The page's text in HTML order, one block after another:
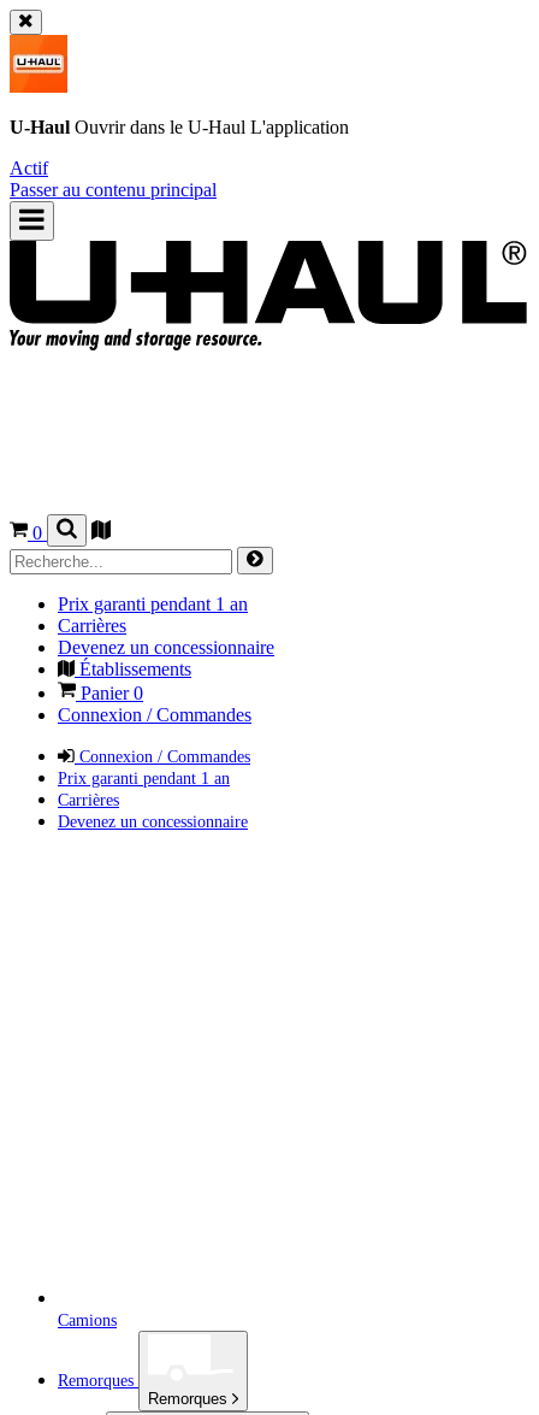
U-Haul Ouvrir dans le U-Haul L'application
Actif
Passer au contenu principal
0
Prix garanti pendant 1 an
Carrières
Devenez un concessionnaire
Établissements
Panier0
Connexion / Commandes
Connexion / Commandes
Prix garanti pendant 1 an
Carrières
Devenez un concessionnaire
Camions
Remorques
Remorques